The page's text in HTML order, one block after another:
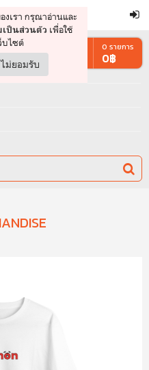
งเรา กรุณาอ่านและ
เป็นส่วนตัว เพื่อใช้
บไซต์
ไม่ยอมรับ
0 รายการ
0฿